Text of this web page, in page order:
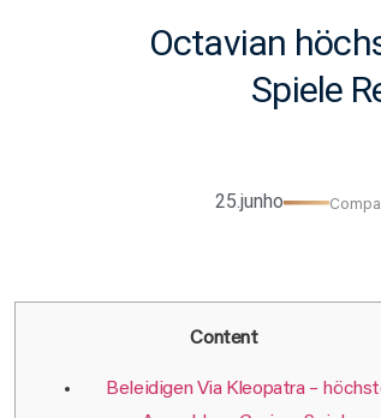
Octavian
Spiele
25.junho
Content
Beleidigen Via Kleopatra –